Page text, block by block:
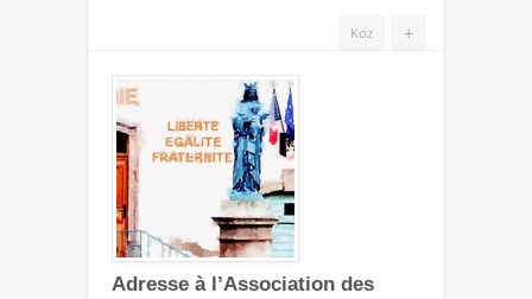
+
Koz
Adresse à l’Association des